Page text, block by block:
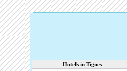
Hotels in Tignes